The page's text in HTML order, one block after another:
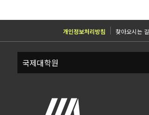
개인정보처리방침 찾아오시는 길